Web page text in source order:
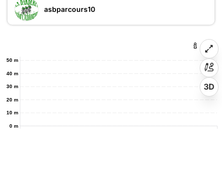
asbparcours10
0 m
10 m
20 m
30 m
40 m
50 m
3D